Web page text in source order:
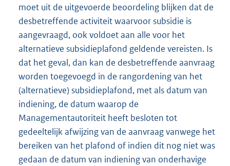
moet uit de uitgevoerde beoordeling blijken dat de
desbetreffende activiteit waarvoor subsidie is
aangevraagd, ook voldoet aan alle voor het
alternatieve subsidieplafond geldende vereisten. Is
dat het geval, dan kan de desbetreffende aanvraag
worden toegevoegd in de rangordening van het
(alternatieve) subsidieplafond, met als datum van
indiening, de datum waarop de
Managementautoriteit heeft besloten tot
gedeeltelijk afwijzing van de aanvraag vanwege het
bereiken van het plafond of indien dit nog niet was
gedaan de datum van indiening van onderhavige